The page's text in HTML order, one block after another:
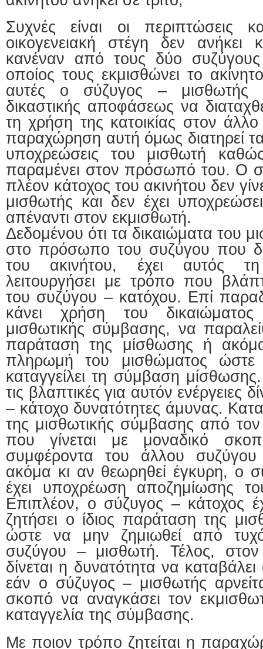
Συχνές είναι οι περιπτώσεις
οικογενειακή στέγη δεν ανήκει
κανέναν από τους δύο
οποίος τους εκμισθώνει το
αυτές ο σύζυγος – μισθωτής
δικαστικής αποφάσεως να
τη χρήση της κατοικίας στον
παραχώρηση αυτή όμως διατηρεί τα
υποχρεώσεις του μισθωτή
παραμένει στον πρόσωπό του. Ο
πλέον κάτοχος του ακινήτου δεν
μισθωτής και δεν έχει
απέναντι στον εκμισθωτή.
Δεδομένου ότι τα δικαιώματα του
στο πρόσωπο του συζύγου που
του ακινήτου, έχει αυτός
λειτουργήσει με τρόπο που
του συζύγου – κατόχου. Επί
κάνει χρήση του δικαιώματος
μισθωτικής σύμβασης, να
παράταση της μίσθωσης ή
πληρωμή του μισθώματος
καταγγείλει τη σύμβαση
τις βλαπτικές για αυτόν ενέργειες
– κάτοχο δυνατότητες άμυνας.
της μισθωτικής σύμβασης από
που γίνεται με μοναδικό
συμφέροντα του άλλου
ακόμα κι αν θεωρηθεί έγκυρη, ο
έχει υποχρέωση αποζημίωσης
Επιπλέον, ο σύζυγος – κάτοχος
ζητήσει ο ίδιος παράταση της
ώστε να μην ζημιωθεί από
συζύγου – μισθωτή. Τέλος,
δίνεται η δυνατότητα να
εάν ο σύζυγος – μισθωτής
σκοπό να αναγκάσει τον
καταγγελία της σύμβασης.
Με ποιον τρόπο ζητείται η